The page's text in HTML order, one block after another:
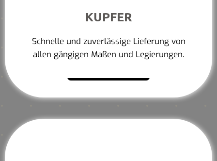
KUPFER
Schnelle und zuverlässige Lieferung von
allen gängigen Maßen und Legierungen.